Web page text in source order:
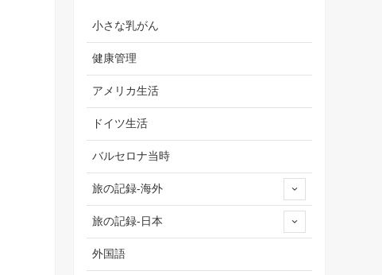
小さな乳がん
健康管理
アメリカ生活
ドイツ生活
バルセロナ当時
旅の記録-海外
旅の記録-日本
外国語